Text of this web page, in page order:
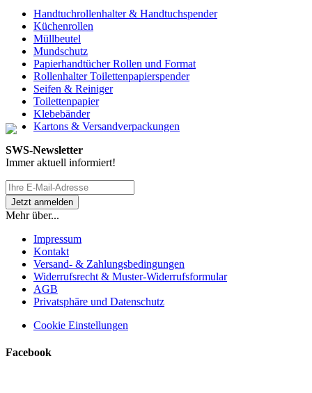
Handtuchrollenhalter & Handtuchspender
Küchenrollen
Müllbeutel
Mundschutz
Papierhandtücher Rollen und Format
Rollenhalter Toilettenpapierspender
Seifen & Reiniger
Toilettenpapier
Klebebänder
Kartons & Versandverpackungen
SWS-Newsletter
Immer aktuell informiert!
Mehr über...
Impressum
Kontakt
Versand- & Zahlungsbedingungen
Widerrufsrecht & Muster-Widerrufsformular
AGB
Privatsphäre und Datenschutz
Cookie Einstellungen
Facebook